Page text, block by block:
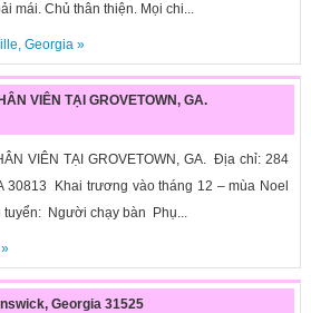
mái. Chủ thân thiện. Mọi chi...
, Georgia»
VIÊN TẠI GROVETOWN, GA.
VIÊN TẠI GROVETOWN, GA. Địa chỉ: 284
30813 Khai trương vào tháng 12 – mùa Noel
tuyển: Người chạy bàn Phụ...
Georgia 31525